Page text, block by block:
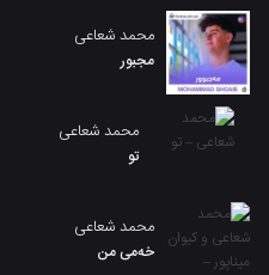
محمد شعاعی
مجبور
محمد شعاعی
تو
محمد شعاعی
خەمی من